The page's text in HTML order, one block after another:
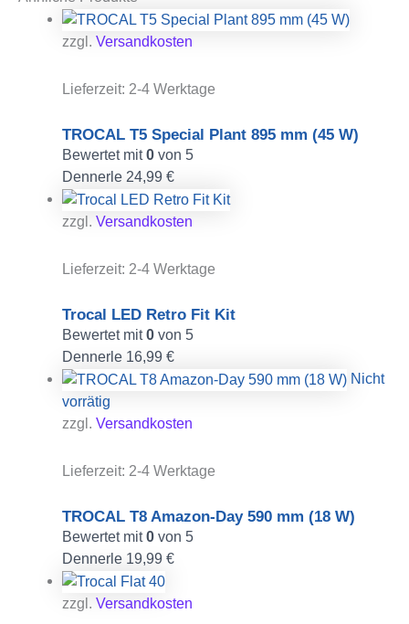
zzgl. Versandkosten
Lieferzeit: 2-4 Werktage
TROCAL T5 Special Plant 895 mm (45 W)
Bewertet mit0 von 5
Dennerle 24,99 €
zzgl. Versandkosten
Lieferzeit: 2-4 Werktage
Trocal LED Retro Fit Kit
Bewertet mit0 von 5
Dennerle 16,99 €
Nicht
vorrätig
zzgl. Versandkosten
Lieferzeit: 2-4 Werktage
TROCAL T8 Amazon-Day 590 mm (18 W)
Bewertet mit0 von 5
Dennerle 19,99 €
zzgl. Versandkosten